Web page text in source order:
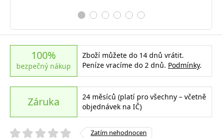
100%
bezpečný nákup
Zboží můžete do 14 dnů vrátit.
Peníze vracíme do 2 dnů. Podmínky.
Záruka
24 měsíců (platí pro všechny – včetně
objednávek na IČ)
Zatím nehodnocen